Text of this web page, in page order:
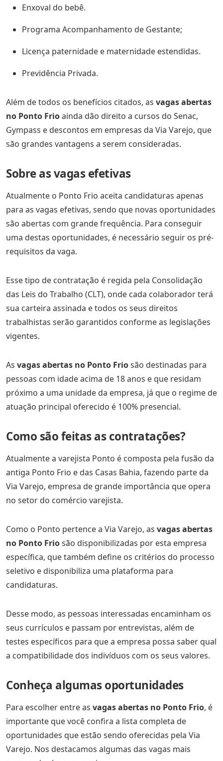
Enxoval do bebê.
Programa Acompanhamento de Gestante;
Licença paternidade e maternidade estendidas.
Previdência Privada.
Além de todos os benefícios citados, as vagas abertas
no Ponto Frioainda dão direito a cursos do Senac,
Gympass e descontos em empresas da Via Varejo, que
são grandes vantagens a serem consideradas.
Sobre as vagas efetivas
Atualmente o Ponto Frio aceita candidaturas apenas
para as vagas efetivas, sendo que novas oportunidades
são abertas com grande frequência. Para conseguir
uma destas oportunidades, é necessário seguir os pré-
requisitos da vaga.
Esse tipo de contratação é regida pela Consolidação
das Leis do Trabalho (CLT), onde cada colaborador terá
sua carteira assinada e todos os seus direitos
trabalhistas serão garantidos conforme as legislações
vigentes.
As vagas abertas no Ponto Friosão destinadas para
pessoas com idade acima de 18 anos e que residam
próximo a uma unidade da empresa, já que o regime de
atuação principal oferecido é 100% presencial.
Como são feitas as contratações?
Atualmente a varejista Ponto é composta pela fusão da
antiga Ponto Frio e das Casas Bahia, fazendo parte da
Via Varejo, empresa de grande importância que opera
no setor do comércio varejista.
Como o Ponto pertence a Via Varejo, as vagas abertas
no Ponto Friosão disponibilizadas por esta empresa
específica, que também define os critérios do processo
seletivo e disponibiliza uma plataforma para
candidaturas.
Desse modo, as pessoas interessadas encaminham os
seus currículos e passam por entrevistas, além de
testes específicos para que a empresa possa saber qual
a compatibilidade dos indivíduos com os seus valores.
Conheça algumas oportunidades
Para escolher entre as vagas abertas no Ponto Frio, é
importante que você confira a lista completa de
oportunidades que estão sendo oferecidas pela Via
Varejo. Nos destacamos algumas das vagas mais